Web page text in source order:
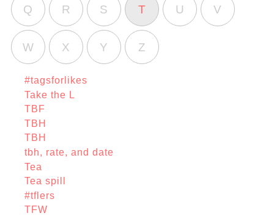
Q R S T U V
W X Y Z
#tagsforlikes
Take the L
TBF
TBH
TBH
tbh, rate, and date
Tea
Tea spill
#tflers
TFW